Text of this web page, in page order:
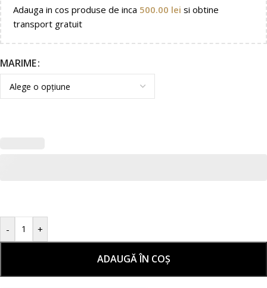
Adauga in cos produse de inca 500.00 lei si obtine
transport gratuit
MARIME
- +
ADAUGĂ ÎN COȘ